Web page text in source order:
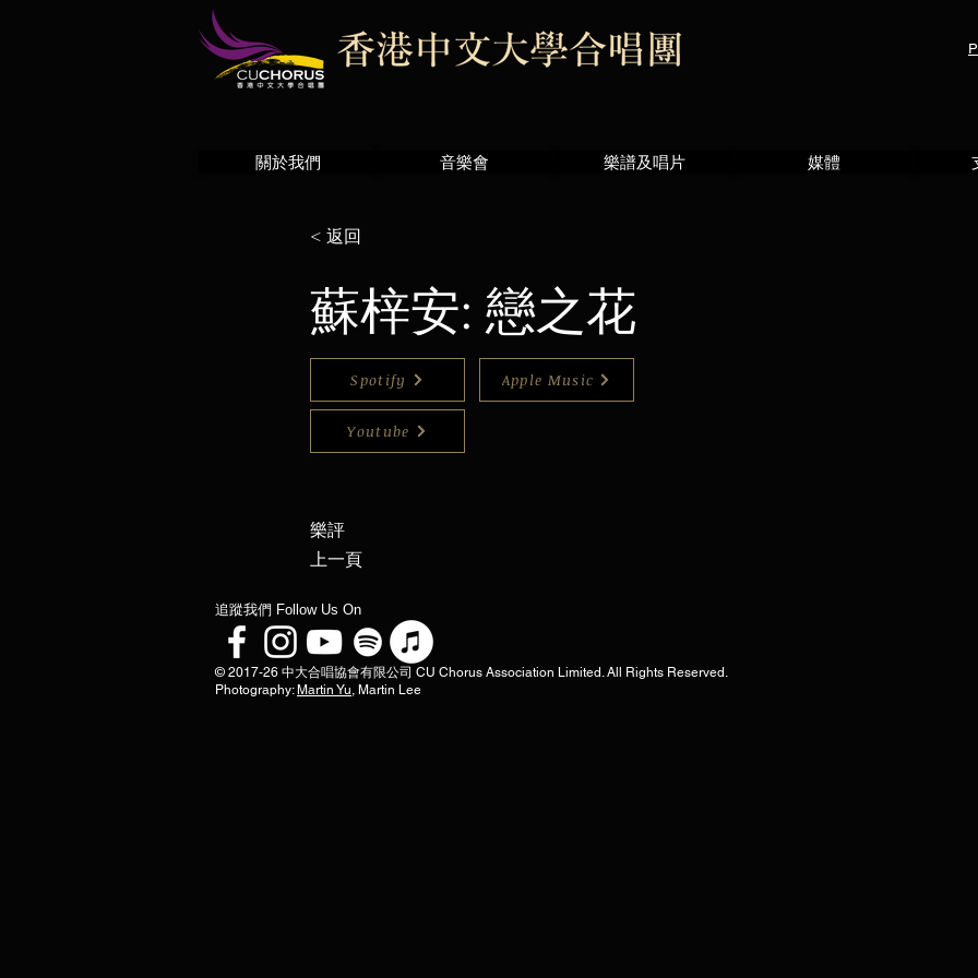
關於我們 音樂會 樂譜及唱片 媒體
< 返回
蘇梓安: 戀之花
Spotify
Youtube
Apple Music
​樂評
上一頁
​追蹤我們 Follow Us On
© 2017-26 中大合唱協會有限公司 CU Chorus Association Limited. All Rights Reserved.
Photography: Martin Yu, Martin Lee